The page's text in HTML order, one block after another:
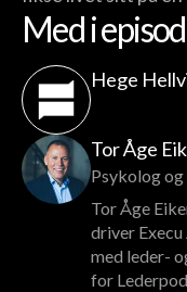
Med i
Hege
Tor Åge
Psykolog
Tor Åge
driver Execu
med leder-
for